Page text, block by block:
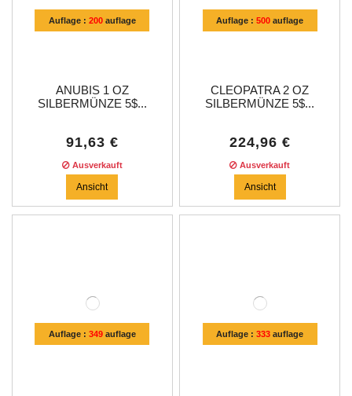
Auflage : 200auflage
ANUBIS 1 OZ
SILBERMÜNZE 5$...
91,63 €
Ausverkauft
Ansicht
Auflage :500 auflage
CLEOPATRA 2 OZ
SILBERMÜNZE 5$...
224,96 €
Ausverkauft
Ansicht
Auflage : 349auflage Auflage :333 auflage